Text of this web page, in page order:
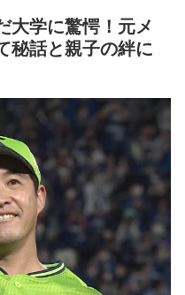
大学に驚愕！元メ
秘話と親子の絆に